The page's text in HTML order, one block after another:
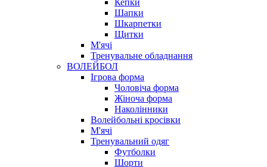
Кепки
Шапки
Шкарпетки
Щитки
М'ячі
Тренувальне обладнання
ВОЛЕЙБОЛ
Ігрова форма
Чоловіча форма
Жіноча форма
Наколінники
Волейбольні кросівки
М'ячі
Тренувальний одяг
Футболки
Шорти